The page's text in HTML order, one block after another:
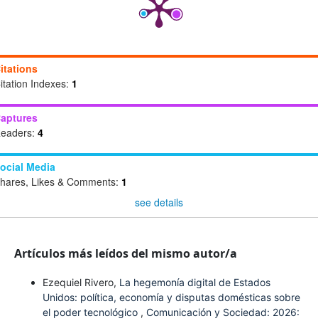
Indexes: 1
4
Media
Likes & Comments: 1
see details
Artículos más leídos del mismo autor/a
Ezequiel Rivero, La hegemonía digital de Estados
Unidos: política, economía y disputas domésticas sobre
el poder tecnológico , Comunicación y Sociedad: 2026: